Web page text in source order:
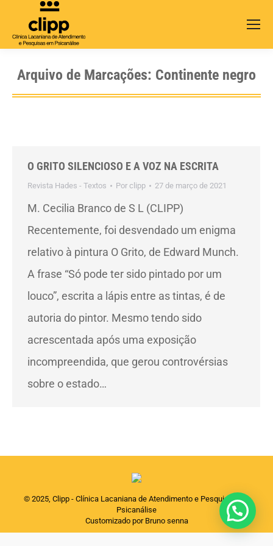
Arquivo de Marcações: Continente negro
O GRITO SILENCIOSO E A VOZ NA ESCRITA
Revista Hades - Textos Por clipp 27 de março de 2021
M. Cecilia Branco de S L (CLIPP)
Recentemente, foi desvendado um enigma
relativo à pintura O Grito, de Edward Munch.
A frase “Só pode ter sido pintado por um
louco”, escrita a lápis entre as tintas, é de
autoria do pintor. Mesmo tendo sido
acrescentada após uma exposição
incompreendida, que gerou controvérsias
sobre o estado…
© 2025, Clipp - Clínica Lacaniana de Atendimento e Pesquisas em
Psicanálise
Customizado por Bruno senna